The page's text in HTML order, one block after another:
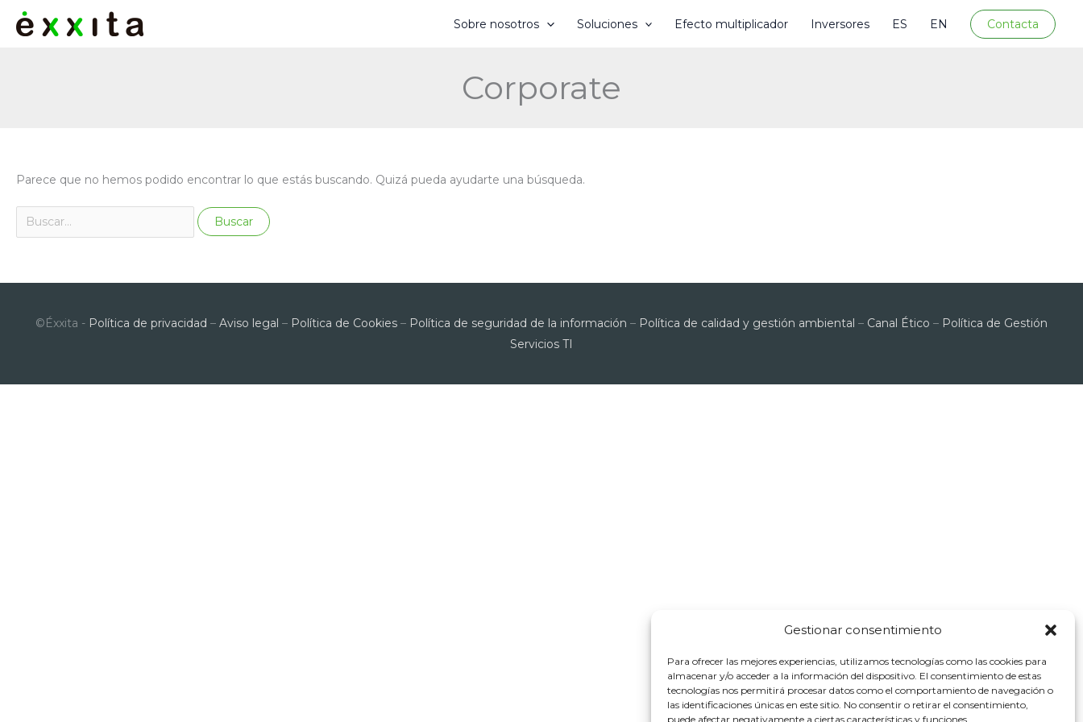
Gestionar consentimiento
Para ofrecer las mejores experiencias, utilizamos tecnologías como las cookies para
almacenar y/o acceder a la información del dispositivo. El consentimiento de estas
tecnologías nos permitirá procesar datos como el comportamiento de navegación o
las identificaciones únicas en este sitio. No consentir o retirar el consentimiento,
puede afectar negativamente a ciertas características y funciones.
contenido
Sobre nosotros Soluciones Efecto multiplicador Inversores ES EN Contacta
Corporate
Parece que no hemos podido encontrar lo que estás buscando. Quizá pueda ayudarte una búsqueda.
Buscar
©Éxxita - Política de privacidad – Aviso legal – Política de Cookies – Política de seguridad de la información – Política de calidad y gestión ambiental – Canal Ético – Política de Gestión
Servicios TI